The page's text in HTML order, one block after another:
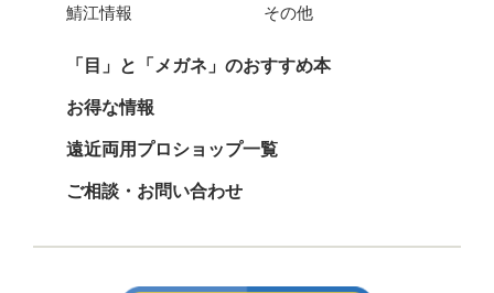
鯖江情報 その他
「目」と「メガネ」のおすすめ本
お得な情報
遠近両用プロショップ一覧
ご相談・お問い合わせ